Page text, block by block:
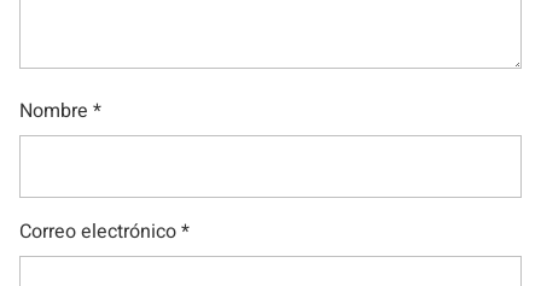
Nombre *
Correo electrónico*